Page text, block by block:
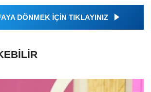
DÖNMEK İÇİN TIKLAYINIZ